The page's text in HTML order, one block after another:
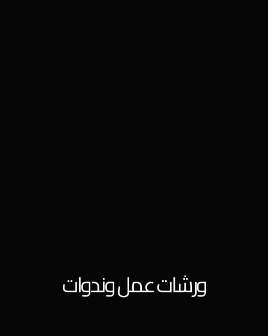
ورشات عمل وندوات